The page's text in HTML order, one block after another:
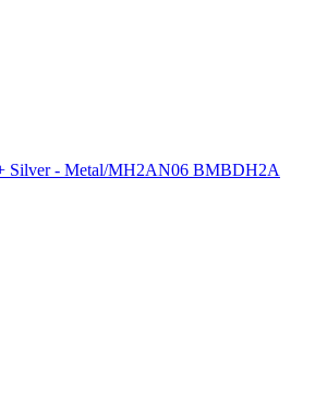
Silver - Metal/MH2AN06 BMBDH2A